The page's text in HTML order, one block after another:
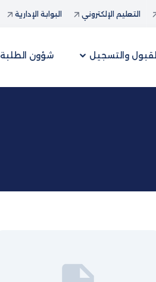
التعليم الإلكتروني البوابة الإدارية
القبول والتسجيل شؤون الطلبة